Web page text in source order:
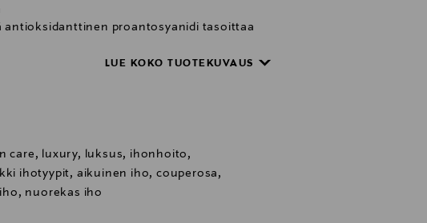
antioksidanttinen proantosyanidi tasoittaa
öljyn jälkeen. Viimeistele iho tehoseerumilla
koostumuksissa käytetään vain
maksimoidaan samalla säilyttäen
LUE KOKO TUOTEKUVAUS
care, luxury, luksus, ihonhoito,
ihotyypit, aikuinen iho, couperosa,
nuorekas iho